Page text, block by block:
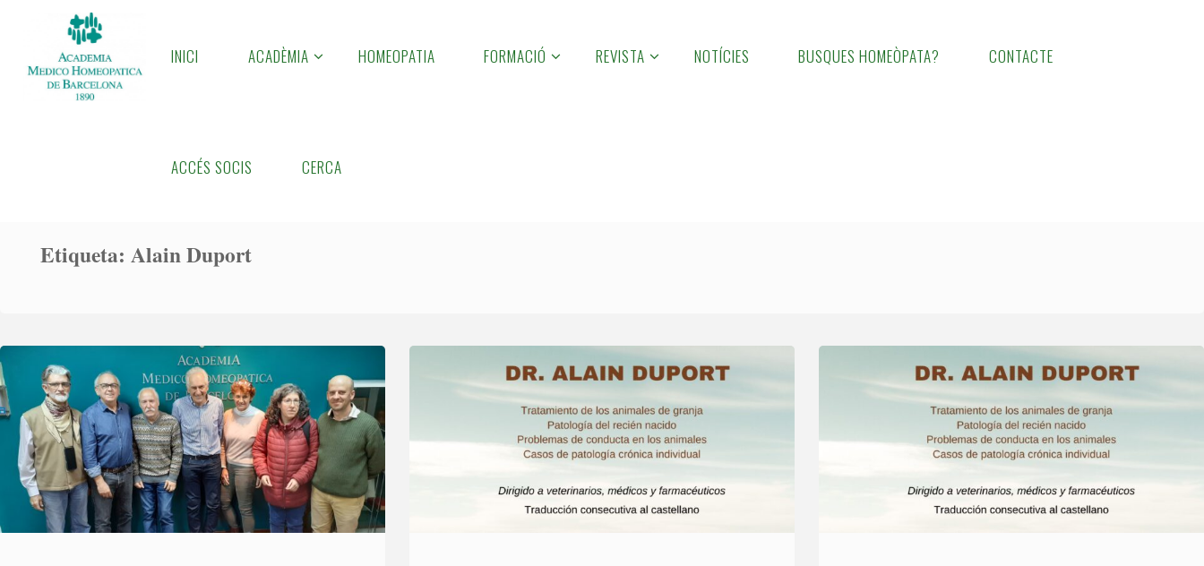
content
A
INICI ACADÈMIA HOMEOPATIA FORMACIÓ REVISTA NOTÍCIES BUSQUES HOMEÒPATA? CONTACTE
ACCÉS SOCIS CERCA
Etiqueta: Alain Duport